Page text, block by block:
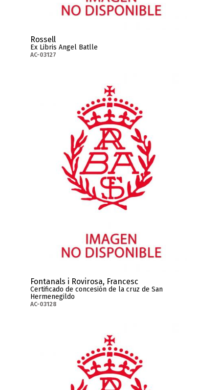
Rossell
Ex Libris Angel Batlle
AC-03127
Fontanals i Rovirosa, Francesc
Certificado de concesión de la cruz de San
Hermenegildo
AC-03128